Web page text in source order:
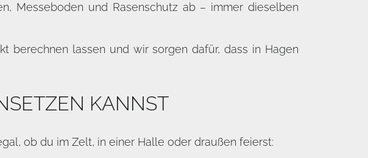
Messeboden und Rasenschutz ab – immer dieselben
berechnen lassen und wir sorgen dafür, dass in Hagen
KANNST
ob du im Zelt, in einer Halle oder draußen feierst: